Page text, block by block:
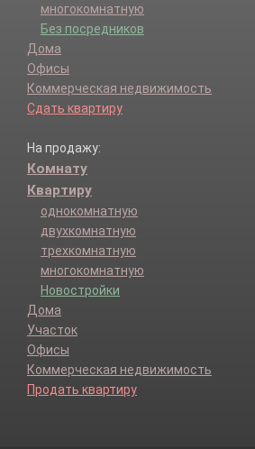
многокомнатную
Без посредников
Дома
Офисы
Коммерческая недвижимость
Сдать квартиру
На продажу:
Комнату
Квартиру
однокомнатную
двухкомнатную
трехкомнатную
многокомнатную
Новостройки
Дома
Участок
Офисы
Коммерческая недвижимость
Продать квартиру